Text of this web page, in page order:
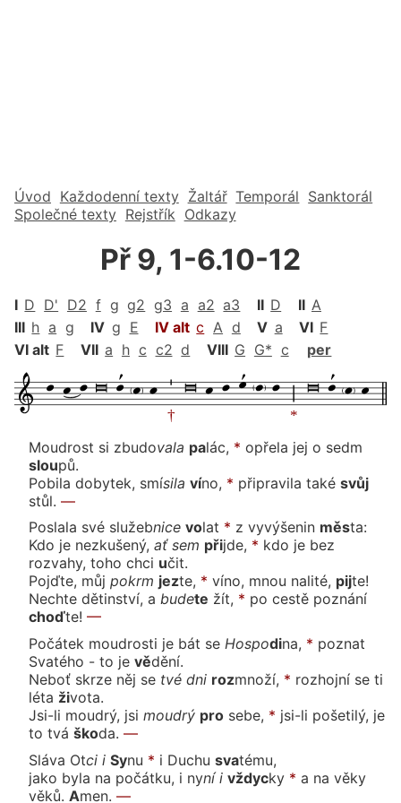
Úvod Každodenní texty Žaltář Temporál Sanktorál
Společné texty Rejstřík Odkazy
Př 9, 1-6.10-12
I D D' D2 f g g2 g3 a a2 a3 II D II A
III h a g IV g E IV alt c A d V a VI F
VI alt F VII a h c c2 d VIII G G* c per
Moudrost si zbudovala palác, * opřela jej o sedm
sloupů.
Pobila dobytek, smísila víno, * připravila také svůj
stůl. —
Poslala své služebnice volat * z vyvýšenin města:
Kdo je nezkušený, ať sem přijde, * kdo je bez
rozvahy, toho chci učit.
Pojďte, můj pokrm jezte, * víno, mnou nalité, pijte!
Nechte dětinství, a budete žít, * po cestě poznání
choďte! —
Počátek moudrosti je bát se Hospodina, * poznat
Svatého - to je vědění.
Neboť skrze něj se tvé dni rozmnoží, * rozhojní se ti
léta života.
Jsi-li moudrý, jsi moudrý pro sebe, * jsi-li pošetilý, je
to tvá škoda. —
Sláva Otci i Synu * i Duchu svatému,
jako byla na počátku, i nyní i vždycky * a na věky
věků. Amen. —